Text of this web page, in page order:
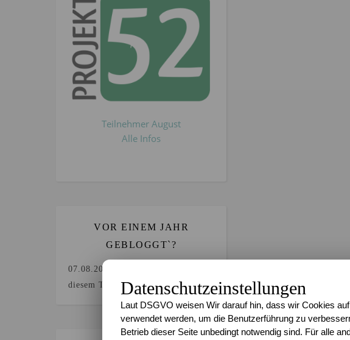
Teilnehmer August
Alle Infos
VOR EINEM JAHR
GEBLOGGT`?
07.08.2025
diesem Tag.
Datenschutzeinstellungen
Laut DSGVO weisen Wir darauf hin, dass wir Cookies
verwendet werden, um die Benutzerführung zu
Betrieb dieser Seite unbedingt notwendig sind. Für alle